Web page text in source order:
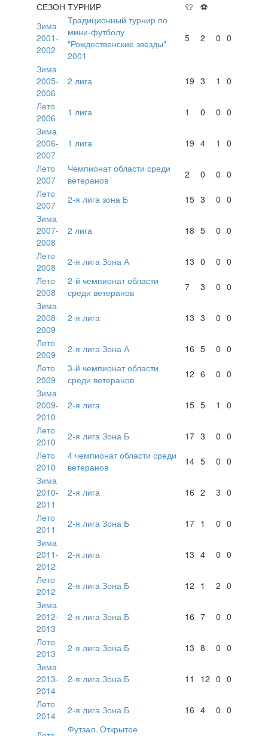
СЕЗОН ТУРНИР 👕 ⚽
Зима
2001-
2002
Традиционный турнир по
мини-футболу
"Рождественские звезды"
2001
5 2 0 0
Зима
2005-
2006
2 лига 19 3 1 0
Лето
2006
1 лига 1 0 0 0
Зима
2006-
2007
1 лига 19 4 1 0
Лето
2007
Чемпионат области среди
ветеранов
2 0 0 0
Лето
2007
2-я лига зона Б 15 3 0 0
Зима
2007-
2008
2 лига 18 5 0 0
Лето
2008
2-я лига Зона А 13 0 0 0
Лето
2008
2-й чемпионат области
среди ветеранов
7 3 0 0
Зима
2008-
2009
2-я лига 13 3 0 0
Лето
2009
2-я лига Зона А 16 5 0 0
Лето
2009
3-й чемпионат области
среди ветеранов
12 6 0 0
Зима
2009-
2010
2-я лига 15 5 1 0
Лето
2010
2-я лига Зона Б 17 3 0 0
Лето
2010
4 чемпионат области среди
ветеранов
14 5 0 0
Зима
2010-
2011
2-я лига 16 2 3 0
Лето
2011
2-я лига Зона Б 17 1 0 0
Зима
2011-
2012
2-я лига 13 4 0 0
Лето
2012
2-я лига Зона Б 12 1 2 0
Зима
2012-
2013
2-я лига Зона Б 16 7 0 0
Лето
2013
2-я лига Зона Б 13 8 0 0
Зима
2013-
2014
2-я лига Зона Б 11 12 0 0
Лето
2014
2-я лига Зона Б 16 4 0 0
Футзал. Открытое